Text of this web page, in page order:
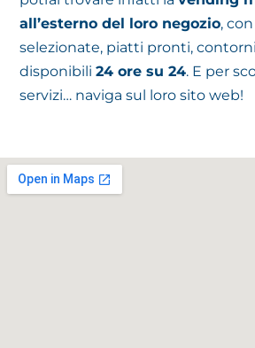
all’esterno del loro negozio,
selezionate, piatti pronti,
disponibili24 ore su 24. E per
servizi… naviga sul loro sito web!